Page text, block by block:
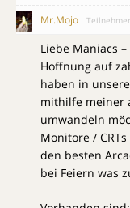
Mr.Mojo Teilnehmer
Liebe Maniacs
Hoffnung auf
haben in
mithilfe meiner
umwandeln
Monitore /
den besten
bei Feiern was